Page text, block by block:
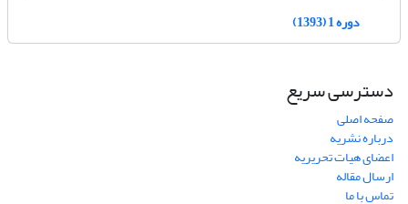
دوره 1 (1393)
دسترسی سریع
صفحه اصلی
درباره نشریه
اعضای هیات تحریریه
ارسال مقاله
تماس با ما